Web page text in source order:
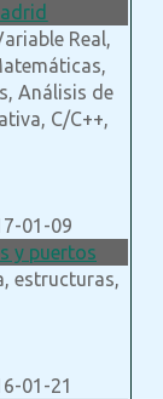
Real,
Análisis de
C/C++,
01-09
y puertos
estructuras,
01-21